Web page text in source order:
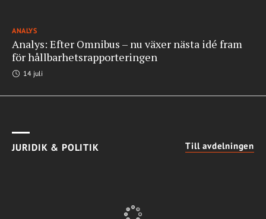
ANALYS
Analys: Efter Omnibus – nu växer nästa idé fram
för hållbarhetsrapporteringen
14 juli
JURIDIK & POLITIK Till avdelningen